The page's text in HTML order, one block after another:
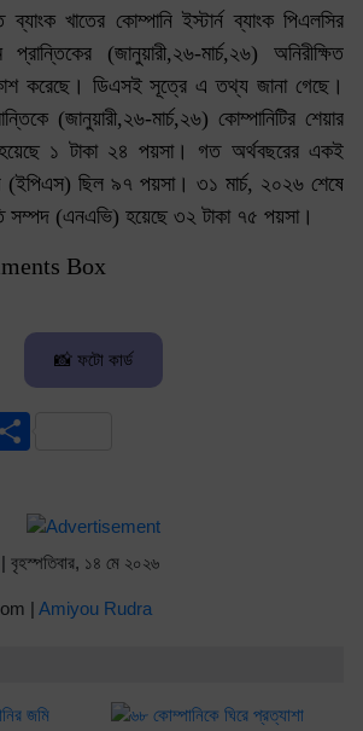
ব্যাংক খাতের কোম্পানি ইস্টার্ন ব্যাংক পিএলসির
(জানুয়ারী,২৬-মার্চ,২৬) অনিরীক্ষিত
করেছে। ডিএসই সূত্রে এ তথ্য জানা গেছে।
(জানুয়ারী,২৬-মার্চ,২৬) কোম্পানিটির শেয়ার
১ টাকা ২৪ পয়সা। গত অর্থবছরের একই
(ইপিএস) ছিল ৯৭ পয়সা। ৩১ মার্চ, ২০২৬ শেষে
সম্পদ (এনএভি) হয়েছে ৩২ টাকা ৭৫ পয়সা।
Box
📸 ফটো কার্ড
Email
১৪ মে ২০২৬
| Amiyou Rudra